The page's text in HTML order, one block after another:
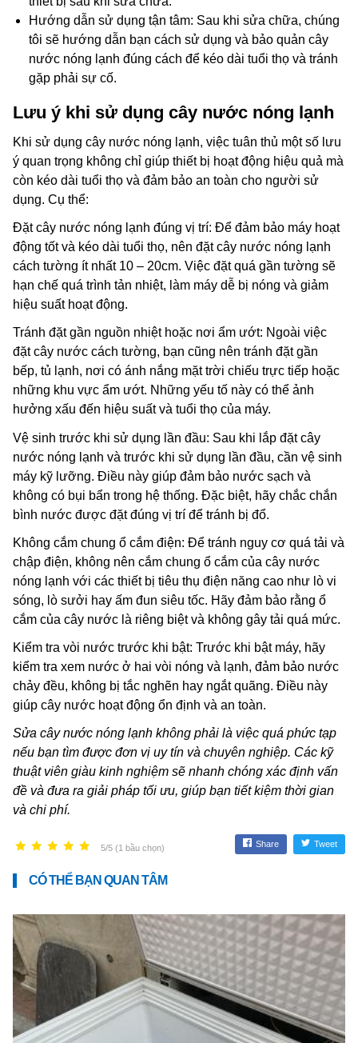
Hướng dẫn sử dụng tận tâm: Sau khi sửa chữa, chúng
tôi sẽ hướng dẫn bạn cách sử dụng và bảo quản cây
nước nóng lạnh đúng cách để kéo dài tuổi thọ và tránh
gặp phải sự cố.
Lưu ý khi sử dụng cây nước nóng lạnh
Khi sử dụng cây nước nóng lạnh, việc tuân thủ một số lưu
ý quan trọng không chỉ giúp thiết bị hoạt động hiệu quả mà
còn kéo dài tuổi thọ và đảm bảo an toàn cho người sử
dụng. Cụ thể:
Đặt cây nước nóng lạnh đúng vị trí: Để đảm bảo máy hoạt
động tốt và kéo dài tuổi thọ, nên đặt cây nước nóng lạnh
cách tường ít nhất 10 – 20cm. Việc đặt quá gần tường sẽ
hạn chế quá trình tản nhiệt, làm máy dễ bị nóng và giảm
hiệu suất hoạt động.
Tránh đặt gần nguồn nhiệt hoặc nơi ẩm ướt: Ngoài việc
đặt cây nước cách tường, bạn cũng nên tránh đặt gần
bếp, tủ lạnh, nơi có ánh nắng mặt trời chiếu trực tiếp hoặc
những khu vực ẩm ướt. Những yếu tố này có thể ảnh
hưởng xấu đến hiệu suất và tuổi thọ của máy.
Vệ sinh trước khi sử dụng lần đầu: Sau khi lắp đặt cây
nước nóng lạnh và trước khi sử dụng lần đầu, cần vệ sinh
máy kỹ lưỡng. Điều này giúp đảm bảo nước sạch và
không có bụi bẩn trong hệ thống. Đặc biệt, hãy chắc chắn
bình nước được đặt đúng vị trí để tránh bị đổ.
Không cắm chung ổ cắm điện: Để tránh nguy cơ quá tải và
chập điện, không nên cắm chung ổ cắm của cây nước
nóng lạnh với các thiết bị tiêu thụ điện năng cao như lò vi
sóng, lò sưởi hay ấm đun siêu tốc. Hãy đảm bảo rằng ổ
cắm của cây nước là riêng biệt và không gây tải quá mức.
Kiểm tra vòi nước trước khi bật: Trước khi bật máy, hãy
kiểm tra xem nước ở hai vòi nóng và lạnh, đảm bảo nước
chảy đều, không bị tắc nghẽn hay ngắt quãng. Điều này
giúp cây nước hoạt động ổn định và an toàn.
Sửa cây nước nóng lạnh không phải là việc quá phức tạp
nếu bạn tìm được đơn vị uy tín và chuyên nghiệp. Các kỹ
thuật viên giàu kinh nghiệm sẽ nhanh chóng xác định vấn
đề và đưa ra giải pháp tối ưu, giúp bạn tiết kiệm thời gian
và chi phí.
5/5 (1 bầu chọn) Share Tweet
CÓ THỂ BẠN QUAN TÂM